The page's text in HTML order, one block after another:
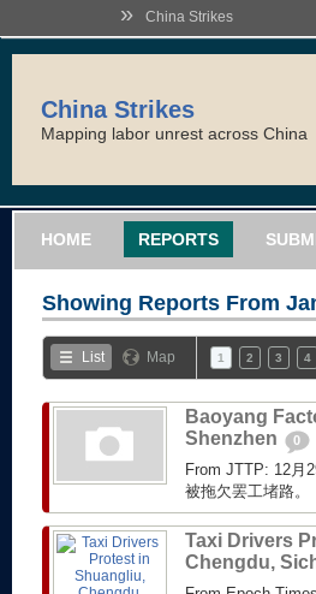
» China Strikes
China Strikes
Mapping labor unrest across China
HOME REPORTS
Showing Reports From
List Map 1 2 3 4
Baoyang
Shenzhen
0
From JTTP: 12月
被拖欠罢工堵路。
Taxi Drivers
Chengdu,